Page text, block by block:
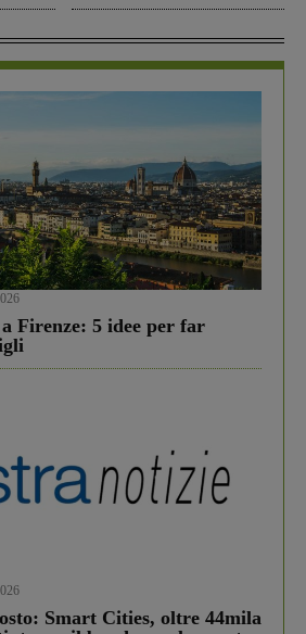
Firenze: 5 idee per far
Smart Cities, oltre 44mila